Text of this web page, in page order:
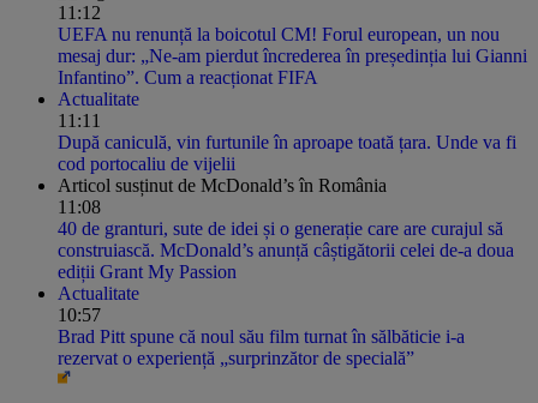
11:12
UEFA nu renunță la boicotul CM! Forul european, un nou
mesaj dur: „Ne-am pierdut încrederea în președinția lui Gianni
Infantino”. Cum a reacționat FIFA
Actualitate
11:11
După caniculă, vin furtunile în aproape toată țara. Unde va fi
cod portocaliu de vijelii
Articol susținut de McDonald’s în România
11:08
40 de granturi, sute de idei și o generație care are curajul să
construiască. McDonald’s anunță câștigătorii celei de-a doua
ediții Grant My Passion
Actualitate
10:57
Brad Pitt spune că noul său film turnat în sălbăticie i-a
rezervat o experiență „surprinzător de specială”